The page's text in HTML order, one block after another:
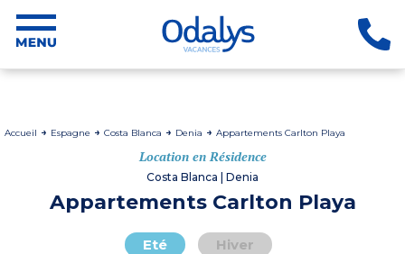
Accueil Espagne Costa Blanca Denia Appartements Carlton Playa
Location en Résidence
Costa Blanca | Denia
Appartements Carlton Playa
Eté Hiver